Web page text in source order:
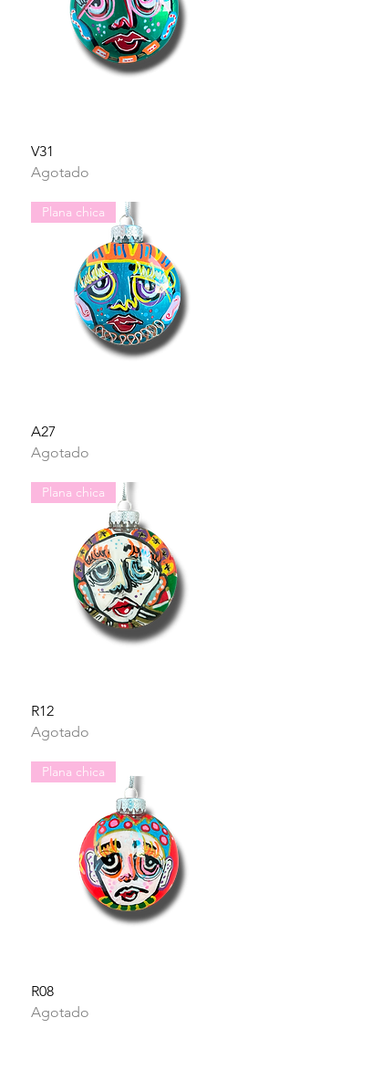
V31
Agotado
Plana chica
A27
Agotado
Plana chica
R12
Agotado
Plana chica
R08
Agotado